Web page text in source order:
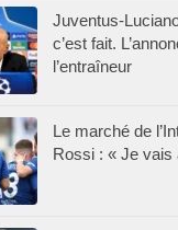
Juventus-
c’est fait.
l’entraîneur
Le marché de
Rossi : « Je vais